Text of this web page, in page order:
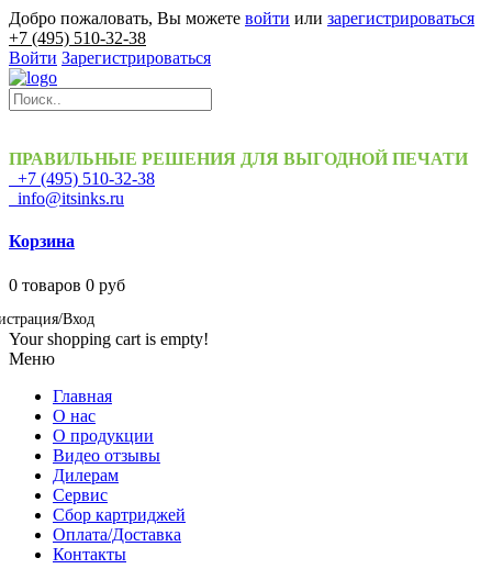
Добро пожаловать, Вы можете войти или зарегистрироваться
+7 (495) 510-32-38
Войти Зарегистрироваться
ПРАВИЛЬНЫЕ РЕШЕНИЯ ДЛЯ ВЫГОДНОЙ ПЕЧАТИ
+7 (495) 510-32-38
info@itsinks.ru
Корзина
0 товаров 0 руб
Вход
Your shopping cart is empty!
Меню
Главная
О нас
О продукции
Видео отзывы
Дилерам
Сервис
Сбор картриджей
Оплата/Доставка
Контакты